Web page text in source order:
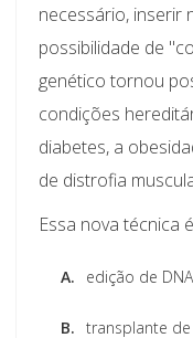
necessário, inserir
possibilidade de
genético tornou
condições
diabetes, a
de distrofia
Essa nova técnica
A. edição de DNA.
B. transplante de